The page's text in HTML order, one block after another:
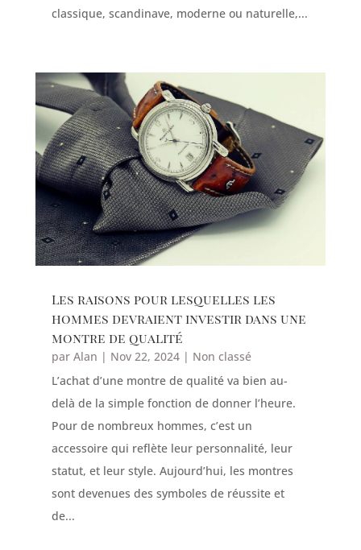
classique, scandinave, moderne ou naturelle,...
Les raisons pour lesquelles les
hommes devraient investir dans une
montre de qualité
par Alan | Nov 22, 2024| Non classé
L’achat d’une montre de qualité va bien au-
delà de la simple fonction de donner l’heure.
Pour de nombreux hommes, c’est un
accessoire qui reflète leur personnalité, leur
statut, et leur style. Aujourd’hui, les montres
sont devenues des symboles de réussite et
de...